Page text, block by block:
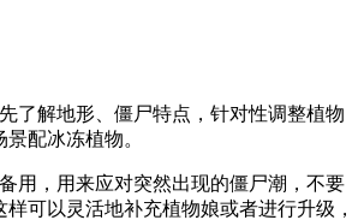
了解地形、僵尸特点，针对性调整植物
配冰冻植物。
用，用来应对突然出现的僵尸潮，不要
可以灵活地补充植物娘或者进行升级，